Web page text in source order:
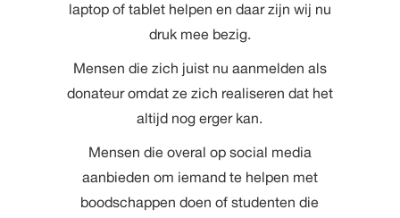
laptop of tablet helpen en daar zijn wij nu
druk mee bezig.
Mensen die zich juist nu aanmelden als
donateur omdat ze zich realiseren dat het
altijd nog erger kan.
Mensen die overal op social media
aanbieden om iemand te helpen met
boodschappen doen of studenten die